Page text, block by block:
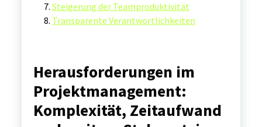
Steigerung der Teamproduktivität
Transparente Verantwortlichkeiten
Herausforderungen im
Projektmanagement:
Komplexität, Zeitaufwand